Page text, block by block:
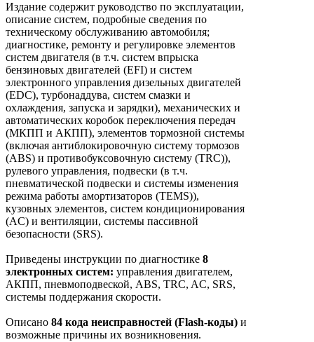
Издание содержит руководство по эксплуатации,
описание систем, подробные сведения по
техническому обслуживанию автомобиля;
диагностике, ремонту и регулировке элементов
систем двигателя (в т.ч. систем впрыска
бензиновых двигателей (EFI) и систем
электронного управления дизельных двигателей
(EDC), турбонаддува, систем смазки и
охлаждения, запуска и зарядки), механических и
автоматических коробок переключения передач
(МКПП и АКПП), элементов тормозной системы
(включая антиблокировочную систему тормозов
(ABS) и противобуксовочную систему (TRC)),
рулевого управления, подвески (в т.ч.
пневматической подвески и системы изменения
режима работы амортизаторов (TEMS)),
кузовных элементов, систем кондиционирования
(AC) и вентиляции, системы пассивной
безопасности (SRS).
Приведены инструкции по диагностике 8
электронных систем: управления двигателем,
АКПП, пневмоподвеской, ABS, TRC, AC, SRS,
системы поддержания скорости.
Описано 84 кода неисправностей (Flash-коды) и
возможные причины их возникновения.